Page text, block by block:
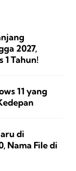
2027,
1 Tahun!
11 yang
di
Nama File di